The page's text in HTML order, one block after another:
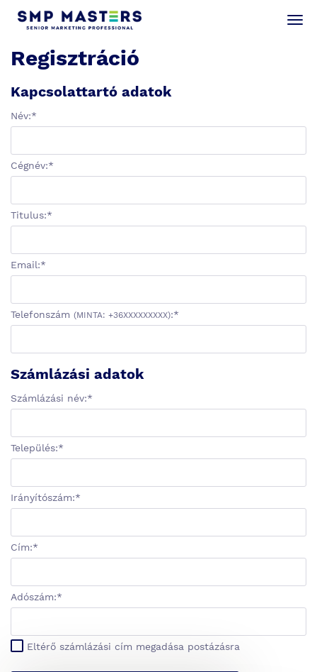
Regisztráció
Kapcsolattartó adatok
Név:*
Cégnév:*
Titulus:*
Email:*
Telefonszám (MINTA: +36XXXXXXXXX):*
Számlázási adatok
Számlázási név:*
Település:*
Irányítószám:*
Cím:*
Adószám:*
Eltérő számlázási cím megadása postázásra